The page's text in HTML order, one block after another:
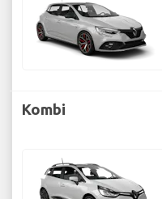
Kombi